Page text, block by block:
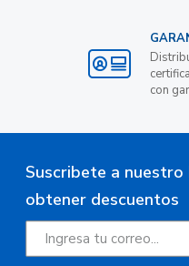
con
Suscribete a
obtener descuentos